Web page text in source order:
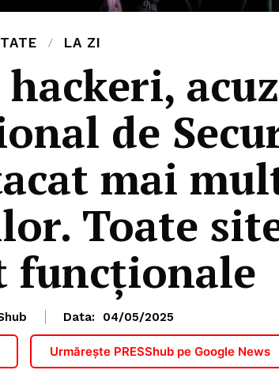
LA ZI
de
mai
Toate
funcționale
Data: 04/05/2025
Urmărește PRESShub pe Google News